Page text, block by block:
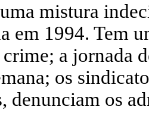
mistura
em 1994. Tem
a jornada
os
denunciam os